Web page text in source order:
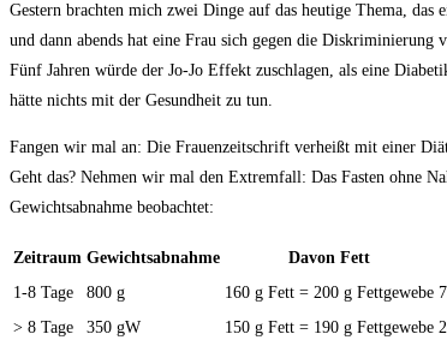
Gestern brachten mich zwei Dinge auf das heutige Thema,
und dann abends hat eine Frau sich gegen die
Fünf Jahren würde der Jo-Jo Effekt zuschlagen, als eine
hätte nichts mit der Gesundheit zu tun.
Fangen wir mal an: Die Frauenzeitschrift verheißt mit einer
Geht das? Nehmen wir mal den Extremfall: Das Fasten ohne
Gewichtsabnahme beobachtet:
Zeitraum Gewichtsabnahme Davon Fett
1-8 Tage
800 g 160 g Fett = 200 g Fettgewebe
> 8 Tage
350 gW 150 g Fett = 190 g Fettgewebe